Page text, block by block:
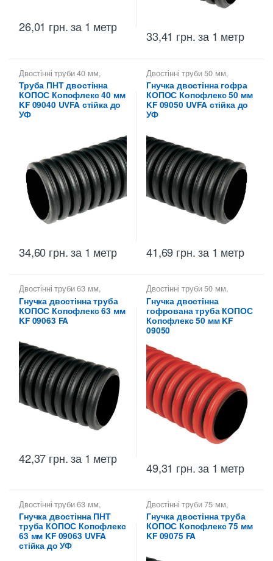
26,01 грн. за 1 метр
33,41 грн. за 1 метр
Двостінні труби 40 мм,
Копофлекс КОПОС — гнучкі
двостінні труби,Труби
двостінні KOPOS -
Копофлекс Коподур
Труба ПНТ двостінна
КОПОС Копофлекс 40 мм
KF 09040 UVFA стійка до
УФ
34,60 грн. за 1 метр
Двостінні труби 50 мм,
Копофлекс КОПОС — гнучкі
двостінні труби,Труби
двостінні KOPOS -
Копофлекс Коподур
Гнучка двостінна гофра
КОПОС Копофлекс 50 мм
KF 09050 UVFA стійка до
УФ
41,69 грн. за 1 метр
Двостінні труби 63 мм,
Копофлекс КОПОС — гнучкі
двостінні труби,Труби
двостінні KOPOS -
Копофлекс Коподур
Гнучка двостінна труба
КОПОС Копофлекс 63 мм
KF 09063 FA
42,37 грн. за 1 метр
Двостінні труби 50 мм,
Копофлекс КОПОС — гнучкі
двостінні труби,Труби
двостінні KOPOS -
Копофлекс Коподур
Гнучка двостінна
гофрована труба КОПОС
Копофлекс 50 мм KF
09050
49,31 грн. за 1 метр
Двостінні труби 63 мм,
Копофлекс КОПОС — гнучкі
двостінні труби,Труби
двостінні KOPOS -
Копофлекс Коподур
Гнучка двостінна ПНТ
труба КОПОС Копофлекс
63 мм KF 09063 UVFA
стійка до УФ
Двостінні труби 75 мм,
Копофлекс КОПОС — гнучкі
двостінні труби,Труби
двостінні KOPOS -
Копофлекс Коподур
Гнучка двостінна труба
КОПОС Копофлекс 75 мм
KF 09075 FA